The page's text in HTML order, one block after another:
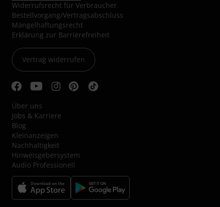
Widerrufsrecht für Verbraucher
Bestellvorgang/Vertragsabschluss
Mängelhaftungsrecht
Erklärung zur Barrierefreiheit
Vertrag widerrufen
Über uns
Jobs & Karriere
Blog
Kleinanzeigen
Nachhaltigkeit
Hinweisgebersystem
Audio Professionell